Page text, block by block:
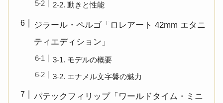
2-2. 動きと性能
ジラール・ペルゴ「ロレアート 42mm エタニ
ティエディション」
3-1. モデルの概要
3-2. エナメル文字盤の魅力
パテックフィリップ「ワールドタイム・ミニ